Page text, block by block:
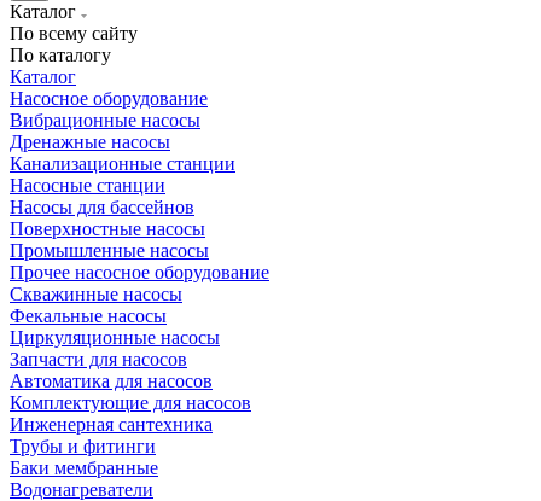
Каталог
По всему сайту
По каталогу
Каталог
Насосное оборудование
Вибрационные насосы
Дренажные насосы
Канализационные станции
Насосные станции
Насосы для бассейнов
Поверхностные насосы
Промышленные насосы
Прочее насосное оборудование
Скважинные насосы
Фекальные насосы
Циркуляционные насосы
Запчасти для насосов
Автоматика для насосов
Комплектующие для насосов
Инженерная сантехника
Трубы и фитинги
Баки мембранные
Водонагреватели